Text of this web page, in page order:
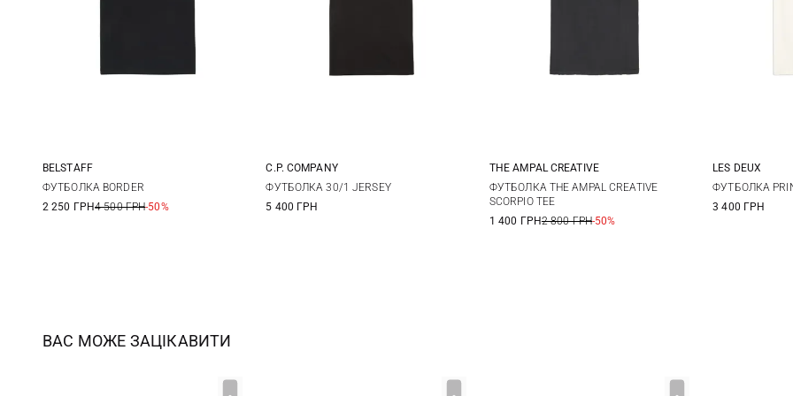
M L
BELSTAFF
ФУТБОЛКА BORDER
2 250 ГРН4 500 ГРН-50%
S M
C.P. COMPANY
ФУТБОЛКА 30/1 JERSEY
5 400 ГРН
M L XL
THE AMPAL CREATIVE
ФУТБОЛКА THE AMPAL CREATIVE
SCORPIO TEE
1 400 ГРН2 800 ГРН-50%
M L
LES DEUX
ФУТБОЛКА
3 400 ГРН
ВАС МОЖЕ ЗАЦІКАВИТИ